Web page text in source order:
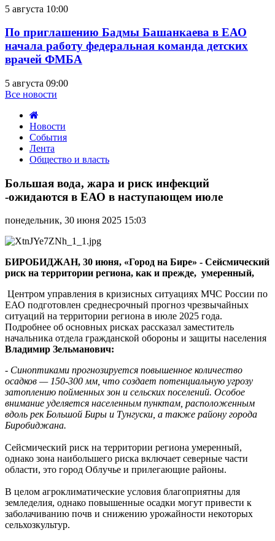
5 августа 10:00
По приглашению Бадмы Башанкаева в ЕАО
начала работу федеральная команда детских
врачей ФМБА
5 августа 09:00
Все новости
Новости
События
Лента
Общество и власть
вода,
и
инфекций
-ожидаются
в
ЕАО
в
наступающем
июле
Большая вода, жара и риск инфекций
-ожидаются в ЕАО в наступающем июле
понедельник, 30 июня 2025 15:03
БИРОБИДЖАН, 30 июня, «Город на Бире» - Сейсмический
риск на территории региона, как и прежде, умеренный,
Центром управления в кризисных ситуациях МЧС России по
ЕАО подготовлен среднесрочный прогноз чрезвычайных
ситуаций на территории региона в июле 2025 года.
Подробнее об основных рисках рассказал заместитель
начальника отдела гражданской обороны и защиты населения
Владимир Зельманович:
- Синоптиками прогнозируется повышенное количество
осадков — 150-300 мм, что создает потенциальную угрозу
затоплению пойменных зон и сельских поселений. Особое
внимание уделяется населенным пунктам, расположенным
вдоль рек Большой Биры и Тунгуски, а также району города
Биробиджана.
Сейсмический риск на территории региона умеренный,
однако зона наибольшего риска включает северные части
области, это город Облучье и прилегающие районы.
В целом агроклиматические условия благоприятны для
земледелия, однако повышенные осадки могут привести к
заболачиванию почв и снижению урожайности некоторых
сельхозкультур.